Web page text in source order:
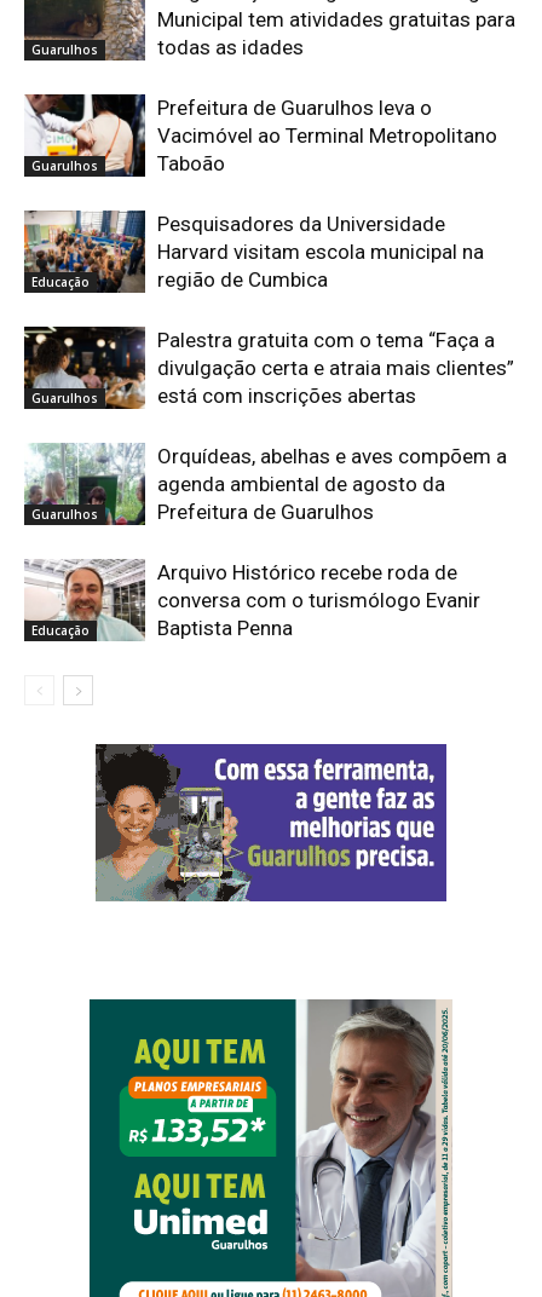
Guarulhos
Municipal tem atividades gratuitas para
todas as idades
Guarulhos
Prefeitura de Guarulhos leva o
Vacimóvel ao Terminal Metropolitano
Taboão
Educação
Pesquisadores da Universidade
Harvard visitam escola municipal na
região de Cumbica
Guarulhos
Palestra gratuita com o tema “Faça a
divulgação certa e atraia mais clientes”
está com inscrições abertas
Guarulhos
Orquídeas, abelhas e aves compõem a
agenda ambiental de agosto da
Prefeitura de Guarulhos
Educação
Arquivo Histórico recebe roda de
conversa com o turismólogo Evanir
Baptista Penna